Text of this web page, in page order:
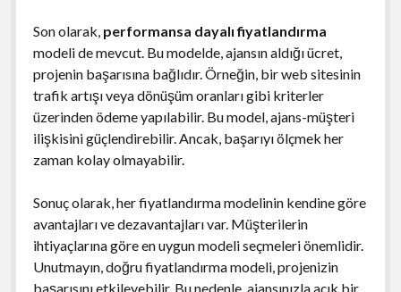
Son olarak, performansa dayalı fiyatlandırma
modeli de mevcut. Bu modelde, ajansın aldığı ücret,
projenin başarısına bağlıdır. Örneğin, bir web sitesinin
trafik artışı veya dönüşüm oranları gibi kriterler
üzerinden ödeme yapılabilir. Bu model, ajans-müşteri
ilişkisini güçlendirebilir. Ancak, başarıyı ölçmek her
zaman kolay olmayabilir.
Sonuç olarak, her fiyatlandırma modelinin kendine göre
avantajları ve dezavantajları var. Müşterilerin
ihtiyaçlarına göre en uygun modeli seçmeleri önemlidir.
Unutmayın, doğru fiyatlandırma modeli, projenizin
başarısını etkileyebilir. Bu nedenle, ajansınızla açık bir